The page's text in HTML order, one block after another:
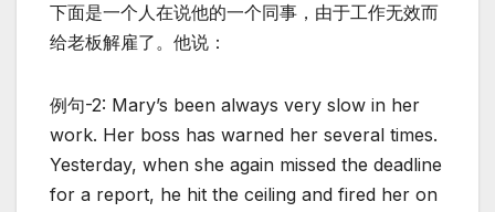
下面是一个人在说他的一个同事，由于工作无效而
给老板解雇了。他说：
例句-2: Mary’s been always very slow in her
work. Her boss has warned her several times.
Yesterday, when she again missed the deadline
for a report, he hit the ceiling and fired her on